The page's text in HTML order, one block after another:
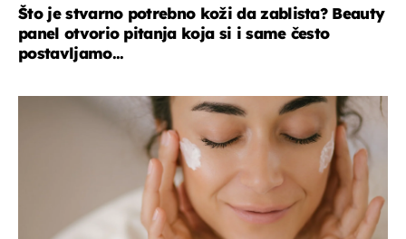
Što je stvarno potrebno koži da zablista? Beauty
panel otvorio pitanja koja si i same često
postavljamo...
moda & ljepota